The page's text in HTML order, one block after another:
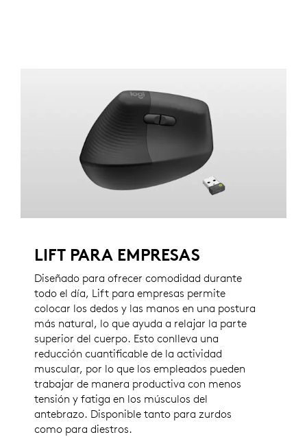
LIFT PARA EMPRESAS
Diseñado para ofrecer comodidad durante
todo el día, Lift para empresas permite
colocar los dedos y las manos en una postura
más natural, lo que ayuda a relajar la parte
superior del cuerpo. Esto conlleva una
reducción cuantificable de la actividad
muscular, por lo que los empleados pueden
trabajar de manera productiva con menos
tensión y fatiga en los músculos del
antebrazo. Disponible tanto para zurdos
como para diestros.